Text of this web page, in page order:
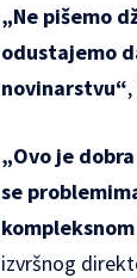
„Ne pišemo
odustajemo
novinarstvu“
„Ovo je
se
izvršnog